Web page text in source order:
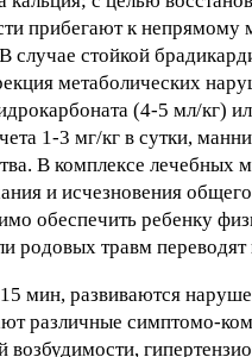
прибегают к непрямому
случае стойкой
метаболических
(4-5 мл/
1-3 мг/кг в сутки,
В комплексе лечебных
и исчезновения
обеспечить ребенку
родовых травм
мин, развиваются
различные симптомо-